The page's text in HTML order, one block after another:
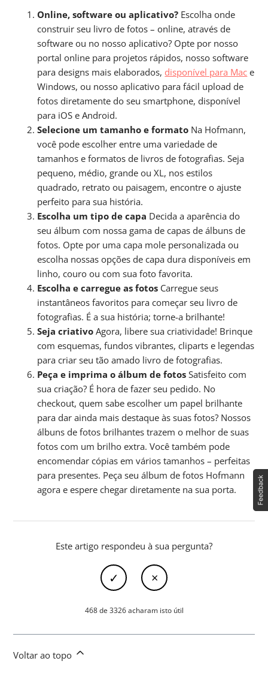
Online, software ou aplicativo? Escolha onde
construir seu livro de fotos – online, através de
software ou no nosso aplicativo? Opte por nosso
portal online para projetos rápidos, nosso software
para designs mais elaborados, disponível para Mac e
Windows, ou nosso aplicativo para fácil upload de
fotos diretamente do seu smartphone, disponível
para iOS e Android.
Selecione um tamanho e formato Na Hofmann,
você pode escolher entre uma variedade de
tamanhos e formatos de livros de fotografias. Seja
pequeno, médio, grande ou XL, nos estilos
quadrado, retrato ou paisagem, encontre o ajuste
perfeito para sua história.
Escolha um tipo de capa Decida a aparência do
seu álbum com nossa gama de capas de álbuns de
fotos. Opte por uma capa mole personalizada ou
escolha nossas opções de capa dura disponíveis em
linho, couro ou com sua foto favorita.
Escolha e carregue as fotos Carregue seus
instantâneos favoritos para começar seu livro de
fotografias. É a sua história; torne-a brilhante!
Seja criativo Agora, libere sua criatividade! Brinque
com esquemas, fundos vibrantes, cliparts e legendas
para criar seu tão amado livro de fotografias.
Peça e imprima o álbum de fotos Satisfeito com
sua criação? É hora de fazer seu pedido. No
checkout, quem sabe escolher um papel brilhante
para dar ainda mais destaque às suas fotos? Nossos
álbuns de fotos brilhantes trazem o melhor de suas
fotos com um brilho extra. Você também pode
encomendar cópias em vários tamanhos – perfeitas
para presentes. Peça seu álbum de fotos Hofmann
agora e espere chegar diretamente na sua porta.
Este artigo respondeu à sua pergunta?
468 de 3326 acharam isto útil
Voltar ao topo